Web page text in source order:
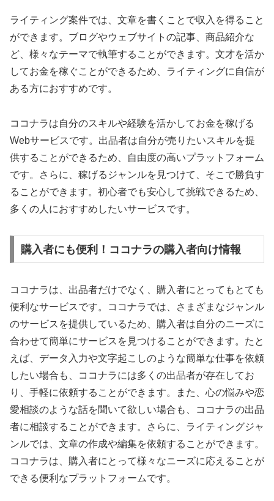
ライティング案件では、文章を書くことで収入を得ること
ができます。ブログやウェブサイトの記事、商品紹介な
ど、様々なテーマで執筆することができます。文才を活か
してお金を稼ぐことができるため、ライティングに自信が
ある方におすすめです。
ココナラは自分のスキルや経験を活かしてお金を稼げる
Webサービスです。出品者は自分が売りたいスキルを提
供することができるため、自由度の高いプラットフォーム
です。さらに、稼げるジャンルを見つけて、そこで勝負す
ることができます。初心者でも安心して挑戦できるため、
多くの人におすすめしたいサービスです。
購入者にも便利！ココナラの購入者向け情報
ココナラは、出品者だけでなく、購入者にとってもとても
便利なサービスです。ココナラでは、さまざまなジャンル
のサービスを提供しているため、購入者は自分のニーズに
合わせて簡単にサービスを見つけることができます。たと
えば、データ入力や文字起こしのような簡単な仕事を依頼
したい場合も、ココナラには多くの出品者が存在してお
り、手軽に依頼することができます。また、心の悩みや恋
愛相談のような話を聞いて欲しい場合も、ココナラの出品
者に相談することができます。さらに、ライティングジャ
ンルでは、文章の作成や編集を依頼することができます。
ココナラは、購入者にとって様々なニーズに応えることが
できる便利なプラットフォームです。